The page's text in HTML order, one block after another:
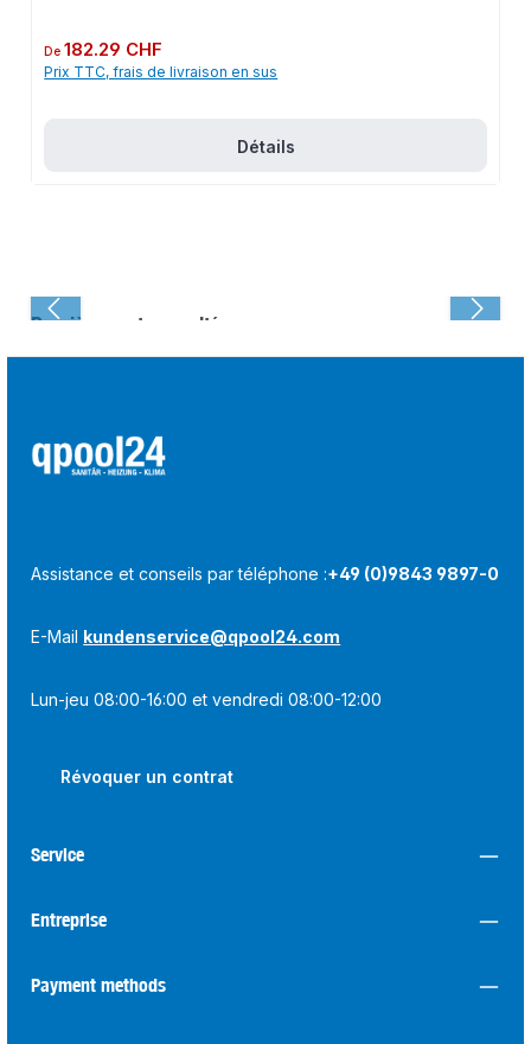
Prix régulier :
De182.29 CHF
Prix TTC, frais de livraison en sus
Détails
Dernièrement consulté :
Assistance et conseils par téléphone :+49 (0)9843 9897-0
E-Mail kundenservice@qpool24.com
Lun-jeu 08:00-16:00 et vendredi 08:00-12:00
Révoquer un contrat
Service
Entreprise
Payment methods